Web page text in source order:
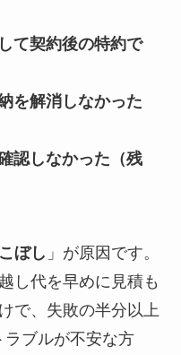
て契約後の特約で
を解消しなかった
認しなかった（残
ぼし 」が原因です。
し代を早めに見積も
で、失敗の半分以上
ブルが不安な方